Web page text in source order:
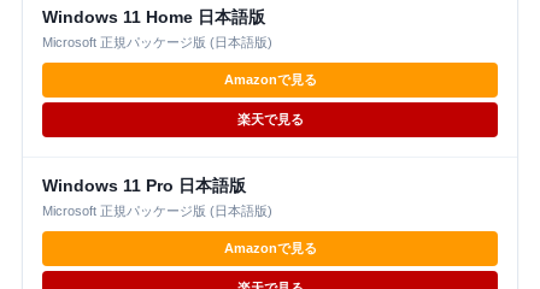
Windows 11 Home 日本語版
Microsoft 正規パッケージ版 (日本語版)
Amazonで見る
楽天で見る
Windows 11 Pro 日本語版
Microsoft 正規パッケージ版 (日本語版)
Amazonで見る